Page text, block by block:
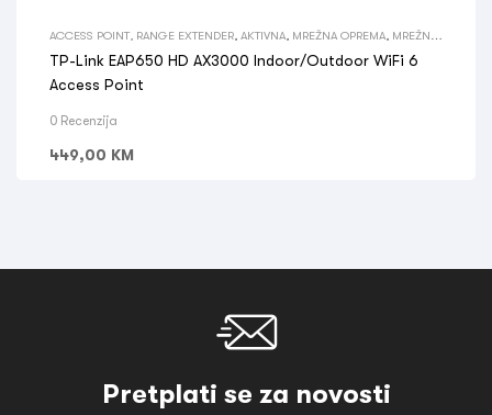
ACCESS POINT, RANGE EXTENDER AKTIVNA MREŽNA OPREMA MREŽNA
TP-Link EAP650 HD AX3000 Indoor/Outdoor WiFi 6
Access Point
0 Recenzija
449,00 KM
Pretplati se za novosti